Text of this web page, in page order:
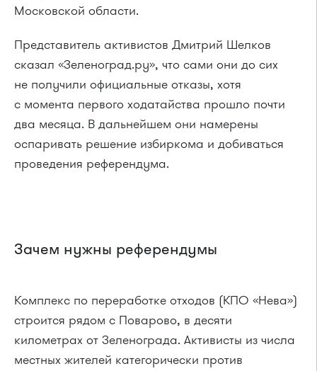
Московской области.
Представитель активистов Дмитрий Шелков
сказал «Зеленоград.ру», что сами они до сих
не получили официальные отказы, хотя
с момента первого ходатайства прошло почти
два месяца. В дальнейшем они намерены
оспаривать решение избиркома и добиваться
проведения референдума.
Зачем нужны референдумы
Комплекс по переработке отходов (КПО «Нева»)
строится рядом с Поварово, в десяти
километрах от Зеленограда. Активисты из числа
местных жителей категорически против